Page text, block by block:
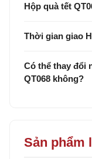
Hộp quà tết
Thời gian giao
Có thể thay đổi
QT068 không?
Sản phẩm